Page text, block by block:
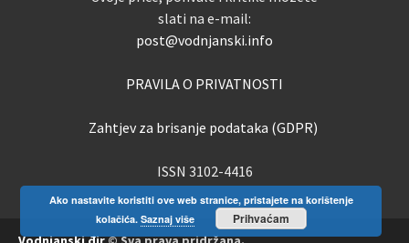
slati na e-mail:
post@vodnjanski.info
PRAVILA O PRIVATNOSTI
Zahtjev za brisanje podataka (GDPR)
ISSN 3102-4416
Ako nastavite koristiti ove web stranice, pristajete na korištenje
kolačića. Saznaj više Prihvaćam